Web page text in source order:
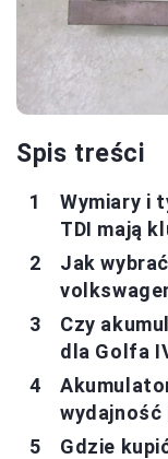
Spis treści
Wymiary i
TDI mają
Jak
Czy
dla Golfa
wydajność
Gdzie